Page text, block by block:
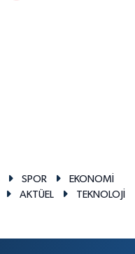
SPOR
EKONOMİ
AKTÜEL TEKNOLOJİ